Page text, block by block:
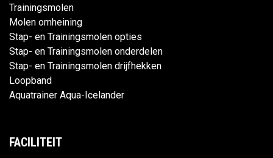
Trainingsmolen
Molen omheining
Stap- en Trainingsmolen opties
Stap- en Trainingsmolen onderdelen
Stap- en Trainingsmolen drijfhekken
Loopband
Aquatrainer Aqua-Icelander
FACILITEIT